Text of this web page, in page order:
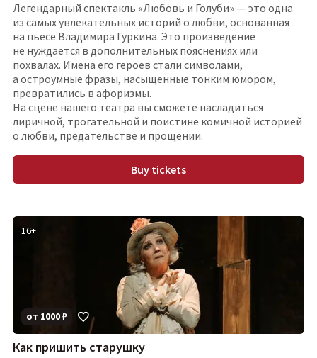
Легендарный спектакль «Любовь и Голуби» — это одна
из самых увлекательных историй о любви, основанная
на пьесе Владимира Гуркина. Это произведение
не нуждается в дополнительных пояснениях или
похвалах. Имена его героев стали символами,
а остроумные фразы, насыщенные тонким юмором,
превратились в афоризмы.
На сцене нашего театра вы сможете насладиться
лиричной, трогательной и поистине комичной историей
о любви, предательстве и прощении.
Buy tickets
16+
от 1000₽
Как пришить старушку